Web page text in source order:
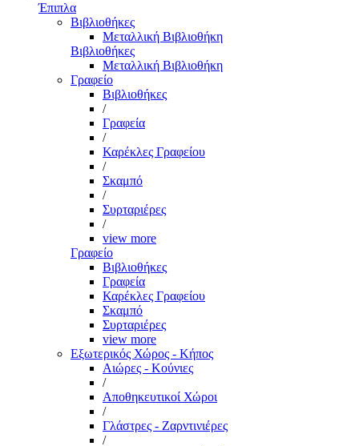
Έπιπλα
Βιβλιοθήκες
Μεταλλική Βιβλιοθήκη
Βιβλιοθήκες
Μεταλλική Βιβλιοθήκη
Γραφείο
Βιβλιοθήκες
/
Γραφεία
/
Καρέκλες Γραφείου
/
Σκαμπό
/
Συρταριέρες
/
view more
Γραφείο
Βιβλιοθήκες
Γραφεία
Καρέκλες Γραφείου
Σκαμπό
Συρταριέρες
view more
Εξωτερικός Χώρος - Κήπος
Αιώρες - Κούνιες
/
Αποθηκευτικοί Χώροι
/
Γλάστρες - Ζαρντινιέρες
/